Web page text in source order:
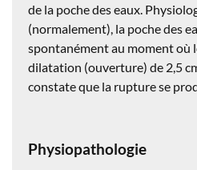
de la poche des eaux.
(normalement), la poche des
spontanément au moment où
dilatation (ouverture) de 2,5
constate que la rupture se
Physiopathologie